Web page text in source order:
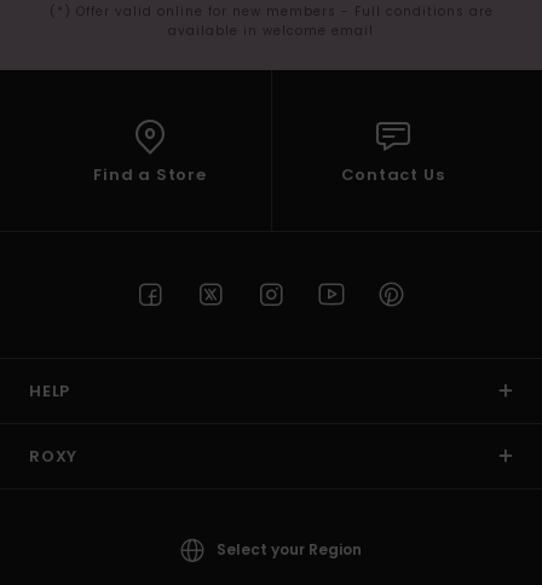
(*) Offer valid online for new members - Full conditions are
available in welcome email
Find a Store Contact Us
HELP
ROXY
Select your Region